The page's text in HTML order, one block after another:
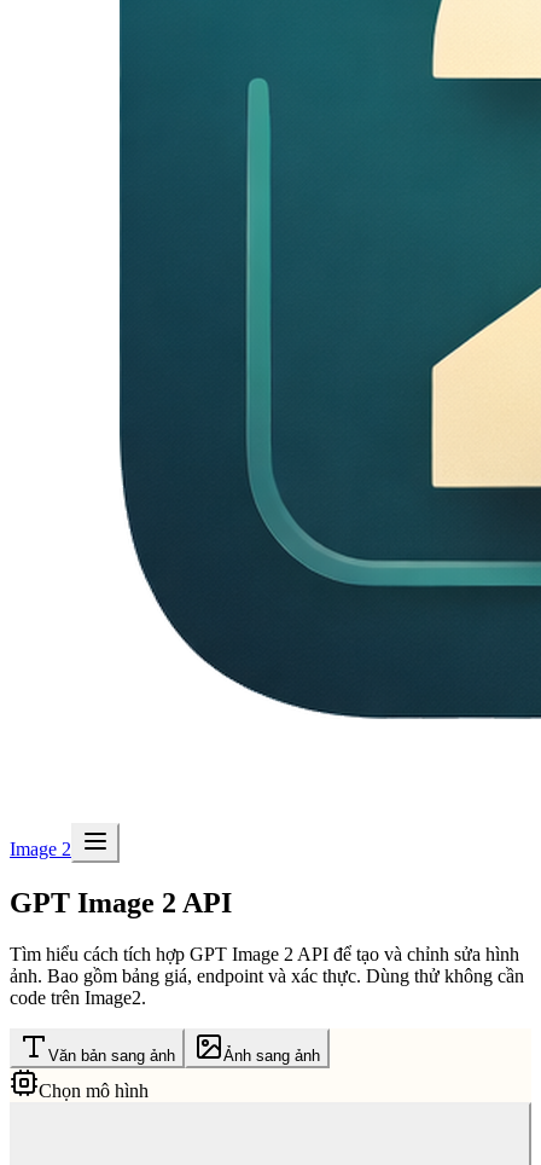
Image 2
GPT Image 2 API
Tìm hiểu cách tích hợp GPT Image 2 API để tạo và chỉnh sửa hình
ảnh. Bao gồm bảng giá, endpoint và xác thực. Dùng thử không cần
code trên Image2.
Văn bản sang ảnh Ảnh sang ảnh
Chọn mô hình